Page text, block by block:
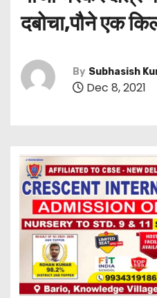
दबोचा,पौने एक
By Subhasish
Dec 8, 2021